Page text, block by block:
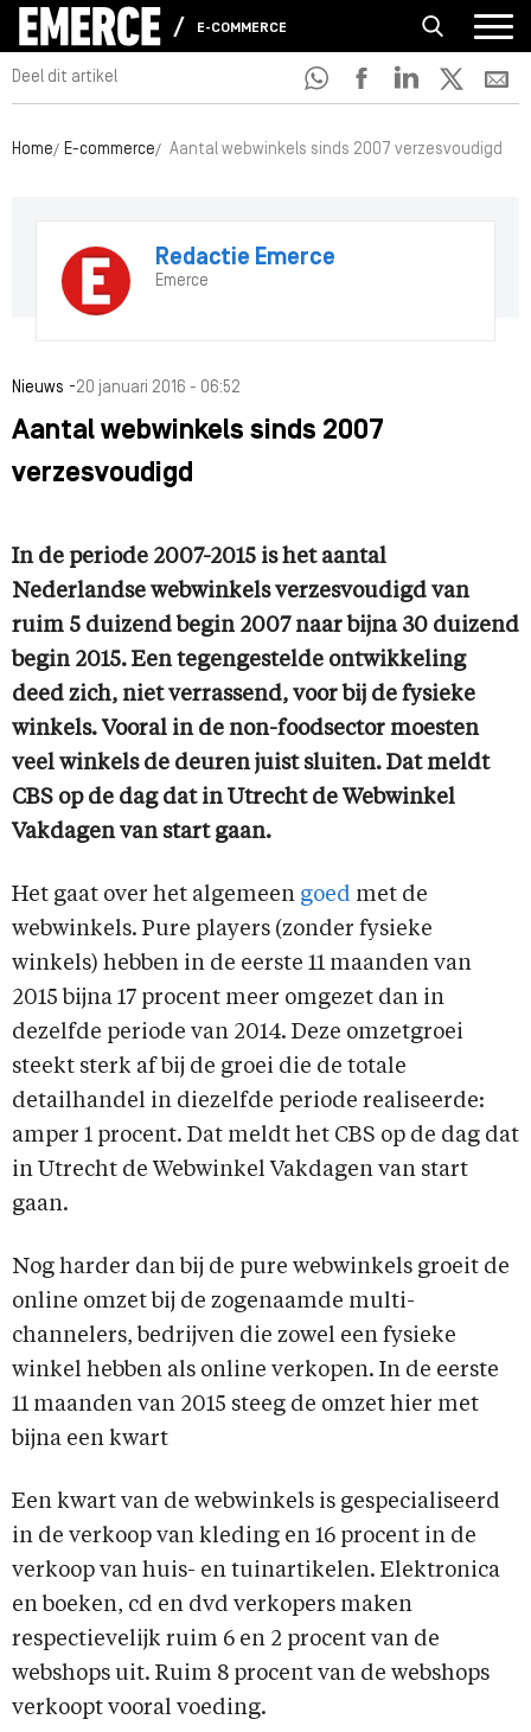
E-COMMERCE
Deel dit artikel
Home E-commerce Aantal webwinkels sinds 2007 verzesvoudigd
Redactie Emerce
Emerce
Nieuws -20 januari 2016 - 06:52
Aantal webwinkels sinds 2007
verzesvoudigd
In de periode 2007-2015 is het aantal
Nederlandse webwinkels verzesvoudigd van
ruim 5 duizend begin 2007 naar bijna 30 duizend
begin 2015. Een tegengestelde ontwikkeling
deed zich, niet verrassend, voor bij de fysieke
winkels. Vooral in de non-foodsector moesten
veel winkels de deuren juist sluiten. Dat meldt
CBS op de dag dat in Utrecht de Webwinkel
Vakdagen van start gaan.
Het gaat over het algemeen goed met de
webwinkels. Pure players (zonder fysieke
winkels) hebben in de eerste 11 maanden van
2015 bijna 17 procent meer omgezet dan in
dezelfde periode van 2014. Deze omzetgroei
steekt sterk af bij de groei die de totale
detailhandel in diezelfde periode realiseerde:
amper 1 procent. Dat meldt het CBS op de dag dat
in Utrecht de Webwinkel Vakdagen van start
gaan.
Nog harder dan bij de pure webwinkels groeit de
online omzet bij de zogenaamde multi-
channelers, bedrijven die zowel een fysieke
winkel hebben als online verkopen. In de eerste
11 maanden van 2015 steeg de omzet hier met
bijna een kwart
Een kwart van de webwinkels is gespecialiseerd
in de verkoop van kleding en 16 procent in de
verkoop van huis- en tuinartikelen. Elektronica
en boeken, cd en dvd verkopers maken
respectievelijk ruim 6 en 2 procent van de
webshops uit. Ruim 8 procent van de webshops
verkoopt vooral voeding.